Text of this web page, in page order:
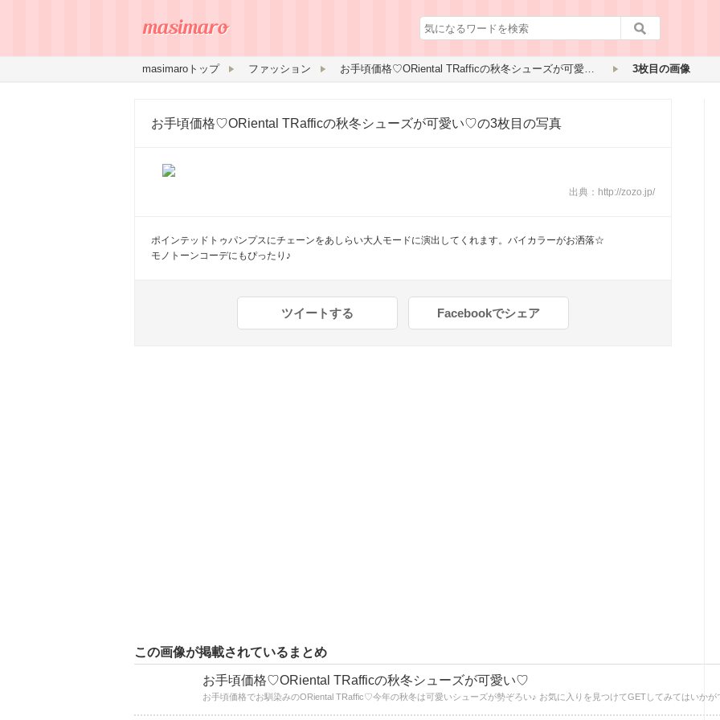
masimaroトップ ファッション お手頃価格♡ORiental TRafficの秋冬シューズが可愛い♡ 3枚目の画像
お手頃価格♡ORiental TRafficの秋冬シューズが可愛い♡の3枚目の写真
出典： http://zozo.jp/
ポインテッドトゥパンプスにチェーンをあしらい大人モードに演出してくれます。バイカラーがお洒落☆
モノトーンコーデにもぴったり♪
ツイートする Facebookでシェア
この画像が掲載されているまとめ
お手頃価格♡ORiental TRafficの秋冬シューズが可愛い♡
お手頃価格でお馴染みのORiental TRaffic♡今年の秋冬は可愛いシューズが勢ぞろい♪ お気に入りを見つけてGETしてみてはいかが